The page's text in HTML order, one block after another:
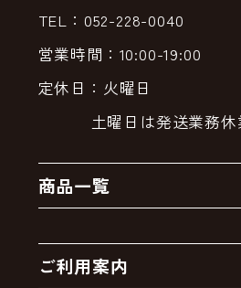
TEL：052-228-0040
営業時間：10:00-19:00
定休日：火曜日
土曜日は発送業務休
商品一覧
クーポン
ご利用案内